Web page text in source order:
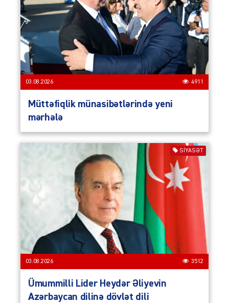
03.08.2026 4911
Müttəfiqlik münasibətlərində yeni
mərhələ
SIYASƏT
03.08.2026 3512
Ümummilli Lider Heydər Əliyevin
Azərbaycan dilinə dövlət dili